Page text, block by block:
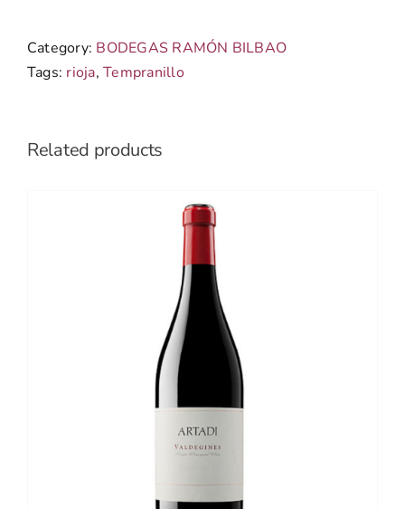
Category: BODEGAS RAMÓN BILBAO
Tags: rioja,Tempranillo
Related products
DETALLES